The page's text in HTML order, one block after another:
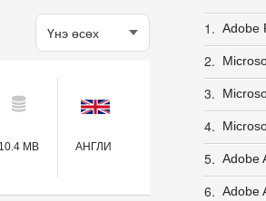
10.4 MB АНГЛИ
1. Adobe
2.
3.
4.
5. Adobe
6. Adobe